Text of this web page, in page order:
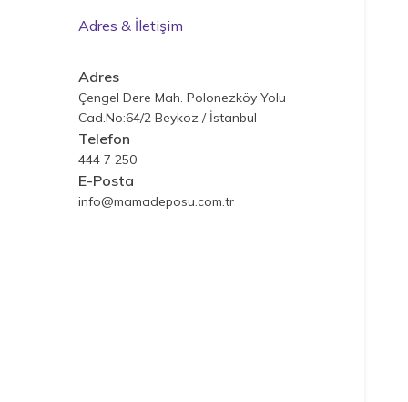
Adres & İletişim
Adres
Çengel Dere Mah. Polonezköy Yolu
Cad.No:64/2 Beykoz / İstanbul
Telefon
444 7 250
E-Posta
info@mamadeposu.com.tr